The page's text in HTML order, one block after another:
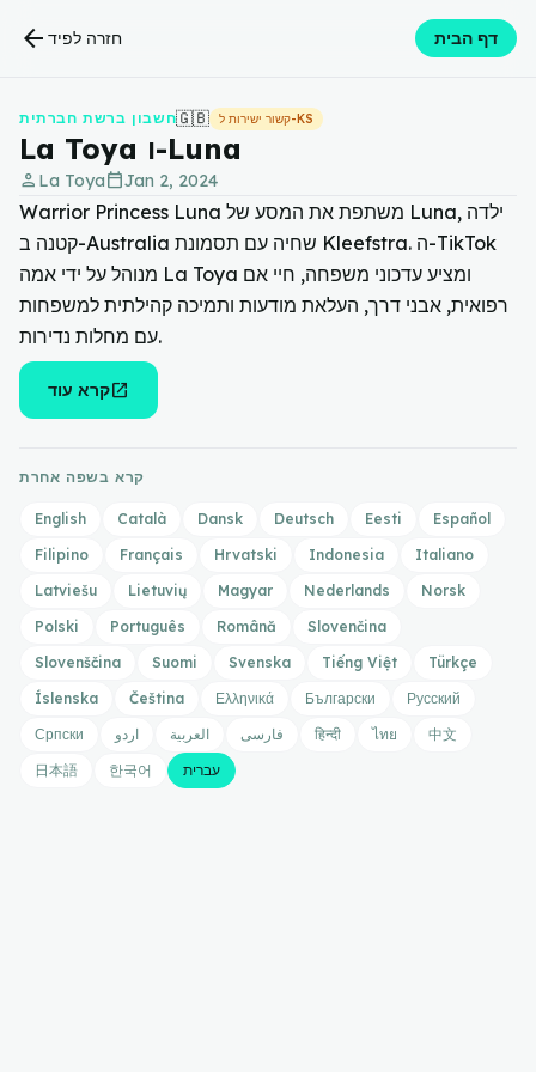
arrow_back חזרה לפיד דף הבית
חשבון ברשת חברתית🇬🇧 קשור ישירות ל-KS
La Toya ו-Luna
person La Toyacalendar_todayJan 2, 2024
Warrior Princess Luna משתפת את המסע של Luna, ילדה
קטנה ב-Australia שחיה עם תסמונת Kleefstra. ה-TikTok
מנוהל על ידי אמה La Toya ומציע עדכוני משפחה, חיי אם
רפואית, אבני דרך, העלאת מודעות ותמיכה קהילתית למשפחות
עם מחלות נדירות.
קרא עודopen_in_new
קרא בשפה אחרת
English Català Dansk Deutsch Eesti
Español
Filipino
Français Hrvatski Indonesia
Italiano
Latviešu
Lietuvių Magyar Nederlands
Norsk
Polski
Português Română
Slovenčina
Slovenščina
Suomi Svenska Tiếng Việt
Türkçe
Íslenska
Čeština Ελληνικά Български
Русский
Српски
اردو العربية فارسی हिन्दी ไทย
中文
日本語
한국어 עברית